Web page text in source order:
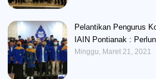
Pelantikan Pengurus
IAIN Pontianak :
Mengembangkan
Minggu, Maret 21, 2021